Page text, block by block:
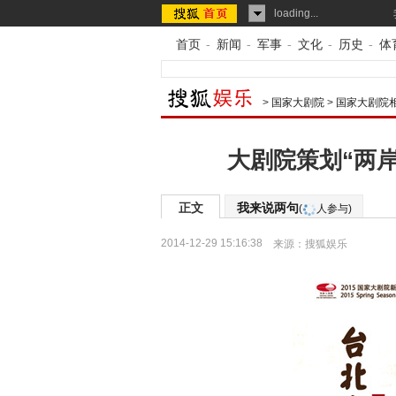
loading...
首页 - 新闻 - 军事 - 文化 - 历史 - 体
> 国家大剧院 > 国家大剧院
大剧院策划“两
正文 我来说两句( 人参与)
2014-12-29 15:16:38 来源： 搜狐娱乐